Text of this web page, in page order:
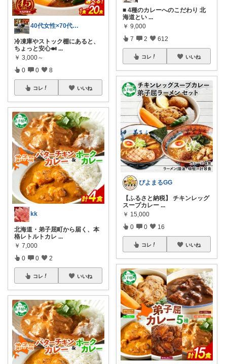
40代女性×70代両親×パグと猫ROOM
冷凍庫やストック棚にあると、
ちょっと安心🍛 ...
￥ 3,000～
0 0 8
コレ いいね
kk
北海道・弟子屈町から届く、本
格レトルトカレ ...
￥ 7,000
0 0 2
コレ いいね
■ 4種のカレーへのこだわり 北
海道とい ...
￥ 9,000
7 2 612
コレ いいね
ぴよまるGG
【ふるさと納税】 チキンレッグ
スープカレー ...
￥ 15,000
0 0 16
コレ いいね